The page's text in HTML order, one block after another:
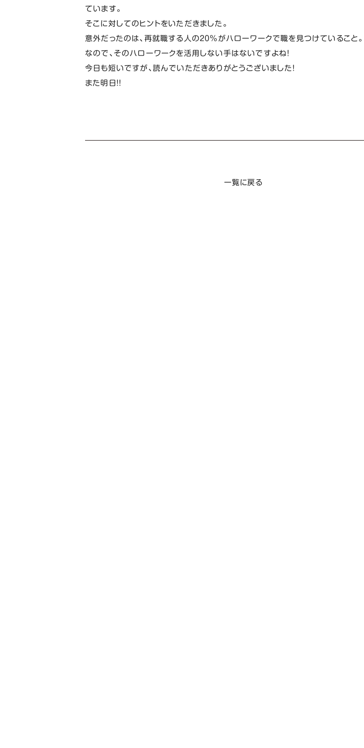
ています。
そこに対してのヒントをいただきました。
意外だったのは、再就職する人の２０％がハローワークで職を見つけていること。
なので、そのハローワークを活用しない手はないですよね！
今日も短いですが、読んでいただきありがとうございました！
また明日！！
一覧に戻る